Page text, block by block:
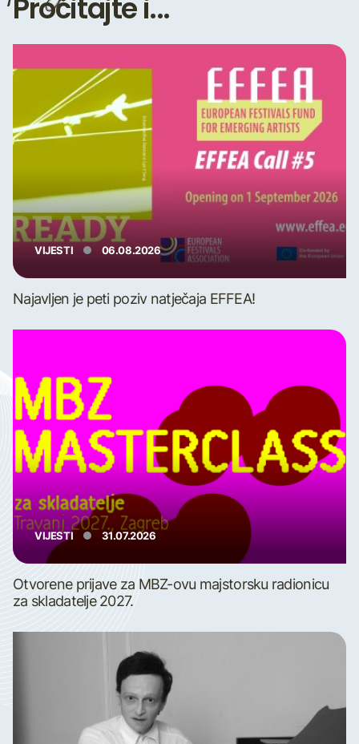
Pročitajte i...
VIJESTI 06.08.2026
Najavljen je peti poziv natječaja EFFEA!
VIJESTI 31.07.2026
Otvorene prijave za MBZ-ovu majstorsku radionicu
za skladatelje 2027.